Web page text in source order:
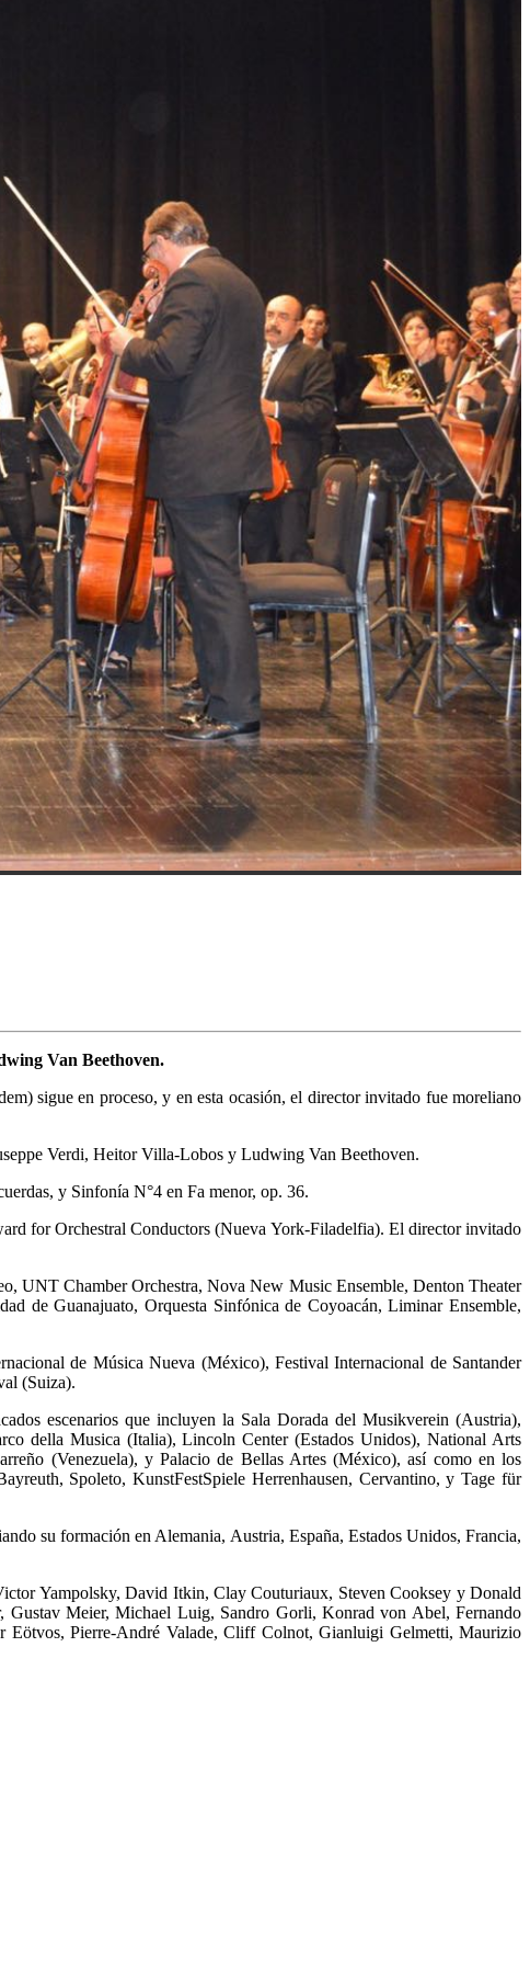
Van Beethoven.
sigue en proceso, y en esta ocasión, el director invitado fue moreliano
Verdi, Heitor Villa-Lobos y Ludwing Van Beethoven.
y Sinfonía N°4 en Fa menor, op. 36.
for Orchestral Conductors (Nueva York-Filadelfia). El director invitado
UNT Chamber Orchestra, Nova New Music Ensemble, Denton Theater
de Guanajuato, Orquesta Sinfónica de Coyoacán, Liminar Ensemble,
de Música Nueva (México), Festival Internacional de Santander
(Suiza).
escenarios que incluyen la Sala Dorada del Musikverein (Austria),
della Musica (Italia), Lincoln Center (Estados Unidos), National Arts
(Venezuela), y Palacio de Bellas Artes (México), así como en los
Spoleto, KunstFestSpiele Herrenhausen, Cervantino, y Tage für
su formación en Alemania, Austria, España, Estados Unidos, Francia,
Yampolsky, David Itkin, Clay Couturiaux, Steven Cooksey y Donald
Gustav Meier, Michael Luig, Sandro Gorli, Konrad von Abel, Fernando
Eötvos, Pierre-André Valade, Cliff Colnot, Gianluigi Gelmetti, Maurizio